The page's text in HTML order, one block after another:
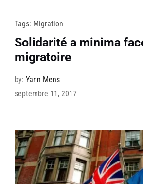
Tags: Migration
Solidarité a minima
migratoire
by: Yann Mens
septembre 11, 2017